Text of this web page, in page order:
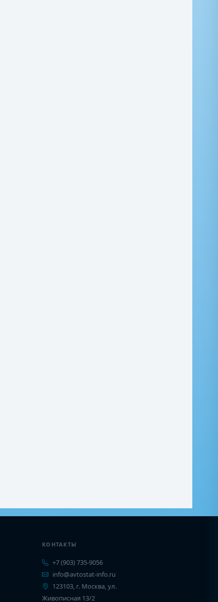
КОНТАКТЫ
+7 (903) 735-9056
info@avtostat-info.ru
123103, г. Москва, ул.
Живописная 13/2